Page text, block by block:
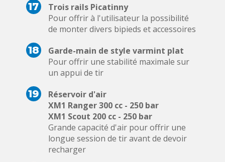
17
Trois rails Picatinny
Pour offrir à l'utilisateur la possibilité
de monter divers bipieds et accessoires
18
Garde-main de style varmint plat
Pour offrir une stabilité maximale sur
un appui de tir
19
Réservoir d'air
XM1 Ranger 300 cc - 250 bar
XM1 Scout 200 cc - 250 bar
Grande capacité d'air pour offrir une
longue session de tir avant de devoir
recharger